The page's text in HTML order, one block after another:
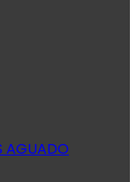
AGUADO